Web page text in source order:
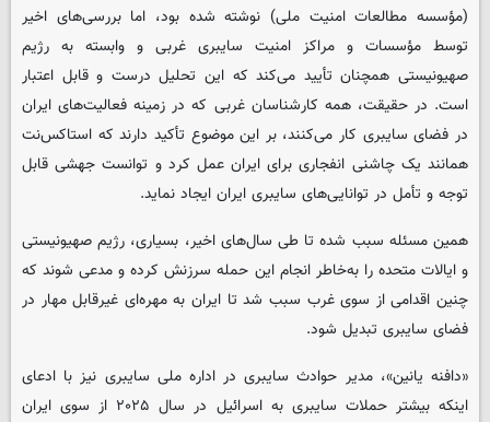
(مؤسسه مطالعات امنیت ملی) نوشته شده بود، اما بررسی‌های اخیر
توسط مؤسسات و مراکز امنیت سایبری غربی و وابسته به رژیم
صهیونیستی همچنان تأیید می‌کند که این تحلیل درست و قابل اعتبار
است. در حقیقت، همه کارشناسان غربی که در زمینه فعالیت‌های ایران
در فضای سایبری کار می‌کنند، بر این موضوع تأکید دارند که استاکس‌نت
همانند یک چاشنی انفجاری برای ایران عمل کرد و توانست جهشی قابل
توجه و تأمل در توانایی‌های سایبری ایران ایجاد نماید.
همین مسئله سبب شده تا طی سال‌های اخیر، بسیاری، رژیم صهیونیستی
و ایالات متحده را به‌خاطر انجام این حمله سرزنش کرده و مدعی شوند که
چنین اقدامی از سوی غرب سبب شد تا ایران به مهره‌ای غیرقابل مهار در
فضای سایبری تبدیل شود.
«دافنه یانین»، مدیر حوادث سایبری در اداره ملی سایبری نیز با ادعای
اینکه بیشتر حملات سایبری به اسرائیل در سال ۲۰۲۵ از سوی ایران